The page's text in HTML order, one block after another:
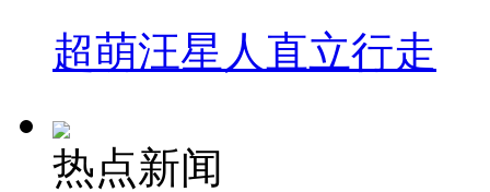
超萌汪星人直立行走
热点新闻